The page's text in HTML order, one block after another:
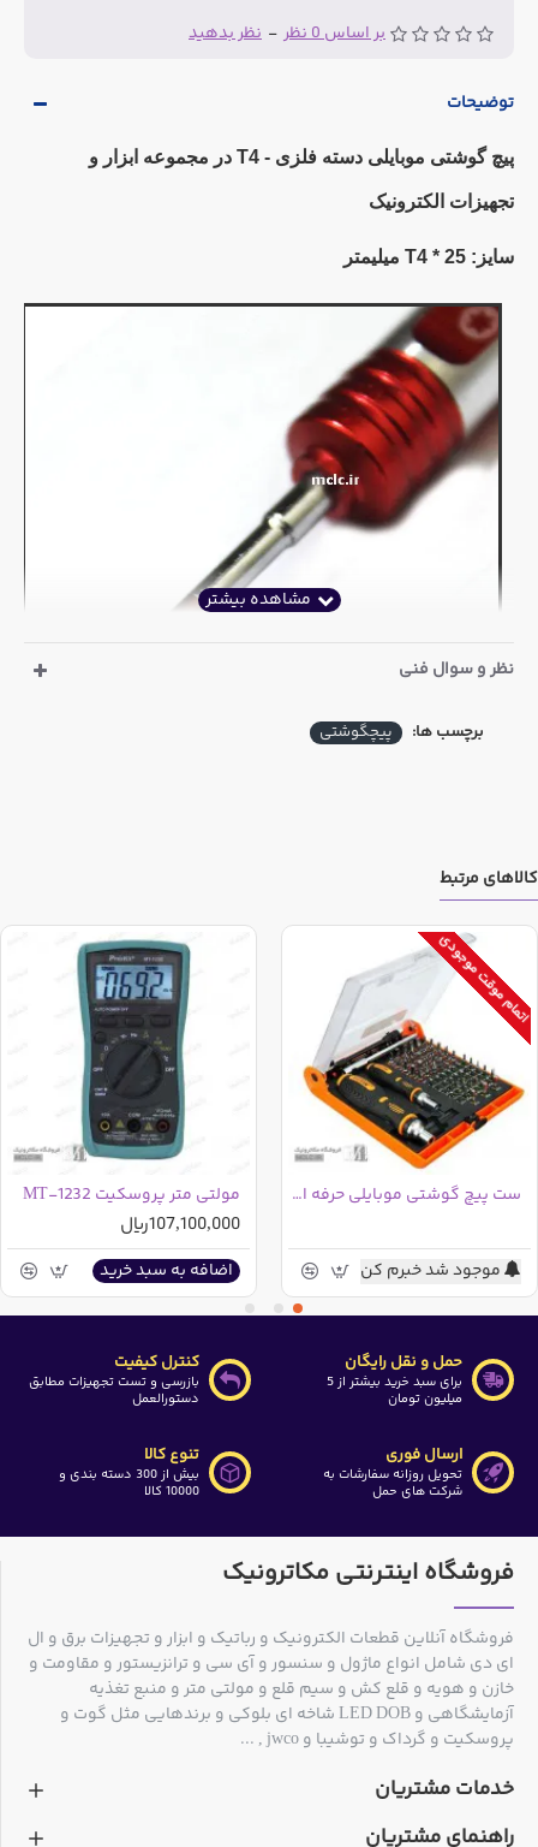
بر اساس 0 نظر - نظر بدهید
توضیحات
پیچ گوشتی موبایلی دسته فلزی - T4 در مجموعه ابزار و
تجهیزات الکترونیک
سایز: 25 * T4 میلیمتر
نظر و سوال فنی
برچسب ها: پیچگوشتی
کالاهای مرتبط
اتمام موقت موجودی
ست پیچ گوشتی موبایلی حرفه ای JM-6114
موجود شد خبرم کن
مولتی متر پروسکیت MT-1232
107,100,000ریال
اضافه به سبد خرید
حمل و نقل رایگان
برای سبد خرید بیشتر از 5
میلیون تومان
کنترل کیفیت
بازرسی و تست تجهیزات مطابق
دستورالعمل
ارسال فوری
تحویل روزانه سفارشات به
شرکت های حمل
تنوع کالا
بیش از 300 دسته بندی و
10000 کالا
فروشگاه اینترنتی مکاترونیک
فروشگاه آنلاین قطعات الکترونیک و رباتیک و ابزار و تجهیزات برق و ال
ای دی شامل انواع ماژول و سنسور و آی سی و ترانزیستور و مقاومت و
خازن و هویه و قلع کش و سیم قلع و مولتی متر و منبع تغذیه
آزمایشگاهی و LED DOB شاخه ای بلوکی و برندهایی مثل گوت و
پروسکیت و گرداک و توشیبا و jwco , ...
خدمات مشتریان
راهنمای مشتریان